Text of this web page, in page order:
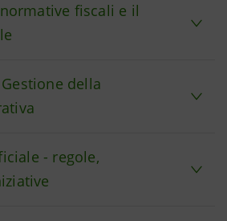
fiscali e il
della
- regole,